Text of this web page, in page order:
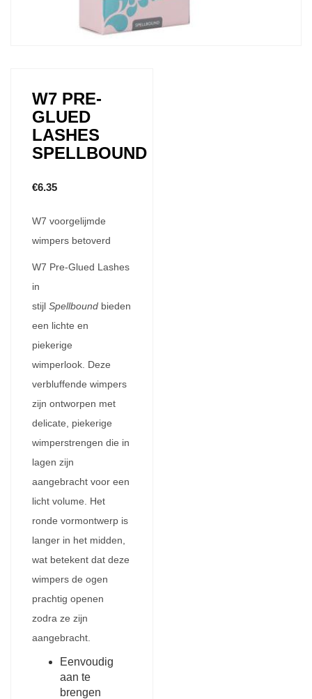
W7 PRE-
GLUED
LASHES
SPELLBOUND
€6.35
W7 voorgelijmde
wimpers betoverd
W7 Pre-Glued Lashes
in
stijl Spellbound bieden
een lichte en
piekerige
wimperlook. Deze
verbluffende wimpers
zijn ontworpen met
delicate, piekerige
wimperstrengen die in
lagen zijn
aangebracht voor een
licht volume. Het
ronde vormontwerp is
langer in het midden,
wat betekent dat deze
wimpers de ogen
prachtig openen
zodra ze zijn
aangebracht.
Eenvoudig
aan te
brengen